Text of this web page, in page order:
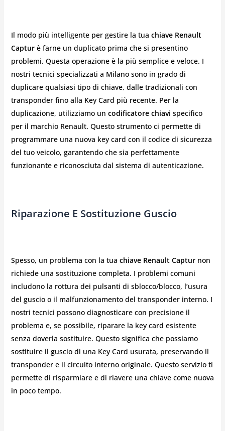
Il modo più intelligente per gestire la tua chiave Renault
Capturè farne un duplicato prima che si presentino
problemi. Questa operazione è la più semplice e veloce. I
nostri tecnici specializzati a Milano sono in grado di
duplicare qualsiasi tipo di chiave, dalle tradizionali con
transponder fino alla Key Card più recente. Per la
duplicazione, utilizziamo un codificatore chiavi specifico
per il marchio Renault. Questo strumento ci permette di
programmare una nuova key card con il codice di sicurezza
del tuo veicolo, garantendo che sia perfettamente
funzionante e riconosciuta dal sistema di autenticazione.
Riparazione E Sostituzione Guscio
Spesso, un problema con la tua chiave Renault Capturnon
richiede una sostituzione completa. I problemi comuni
includono la rottura dei pulsanti di sblocco/blocco, l’usura
del guscio o il malfunzionamento del transponder interno. I
nostri tecnici possono diagnosticare con precisione il
problema e, se possibile, riparare la key card esistente
senza doverla sostituire. Questo significa che possiamo
sostituire il guscio di una Key Card usurata, preservando il
transponder e il circuito interno originale. Questo servizio ti
permette di risparmiare e di riavere una chiave come nuova
in poco tempo.